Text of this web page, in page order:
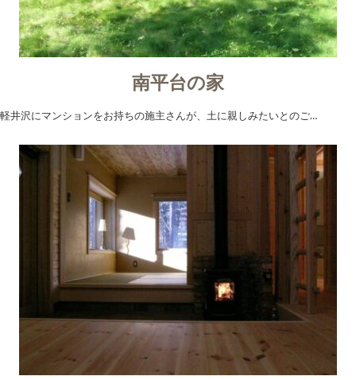
南平台の家
軽井沢にマンションをお持ちの施主さんが、土に親しみたいとのご…